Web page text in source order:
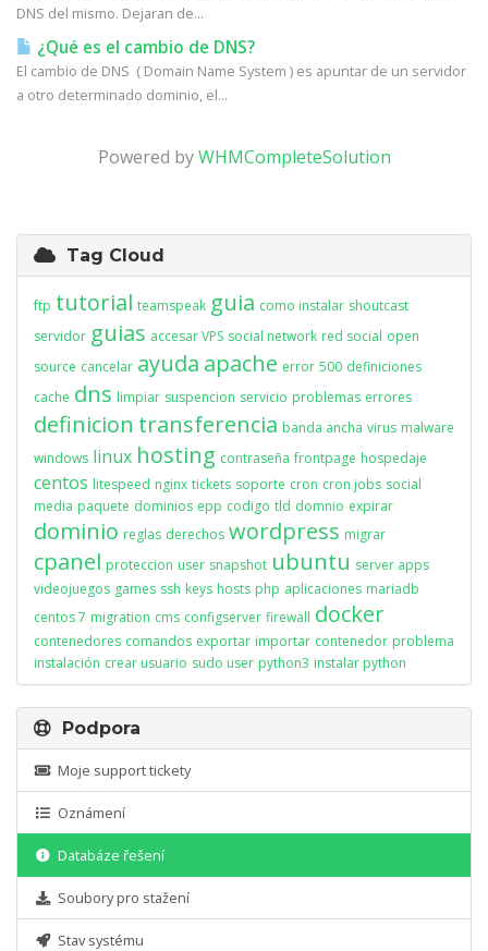
DNS del mismo. Dejaran de...
¿Qué es el cambio de DNS?
El cambio de DNS ( Domain Name System ) es apuntar de un servidor
a otro determinado dominio, el...
Powered byWHMCompleteSolution
Tag Cloud
ftp tutorial teamspeak guia como instalar shoutcast
servidor guias accesar VPS social network red social open
source cancelar ayuda apache error 500 definiciones
cache dns limpiar suspencion servicio problemas errores
definicion transferencia banda ancha virus malware
windows linux hosting contraseña frontpage hospedaje
centos litespeed nginx tickets soporte cron cron jobs social
media paquete dominios epp codigo tld domnio expirar
dominio reglas derechos wordpress migrar
cpanel proteccion user snapshot ubuntu server apps
videojuegos games ssh keys hosts php aplicaciones mariadb
centos 7 migration cms configserver firewall docker
contenedores comandos exportar importar contenedor problema
instalación crear usuario sudo user python3 instalar python
Podpora
Moje support tickety
Oznámení
Databáze řešení
Soubory pro stažení
Stav systému